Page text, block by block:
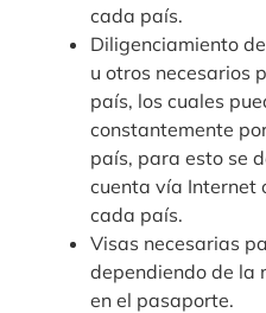
cada país.
Diligenciamiento
u otros necesarios
país, los cuales
constantemente
país, para esto se
cuenta vía Internet
cada país.
Visas necesarias
dependiendo de la
en el pasaporte.